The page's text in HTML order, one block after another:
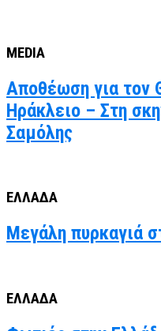
MEDIA
Αποθέωση για τον
Ηράκλειο – Στη
Σαμόλης
ΕΛΛΑΔΑ
Μεγάλη πυρκαγιά
ΕΛΛΑΔΑ